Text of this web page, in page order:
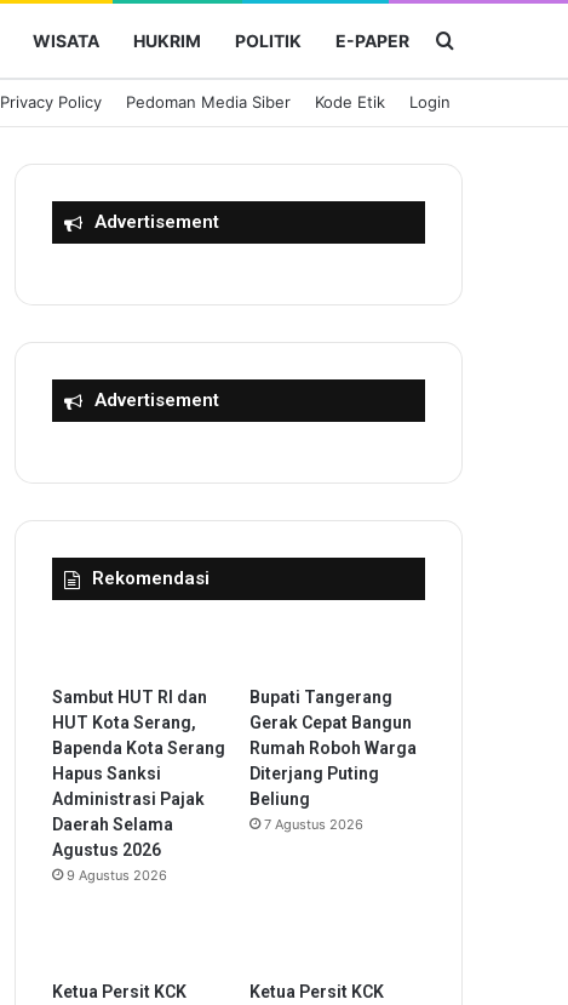
WISATA HUKRIM POLITIK E-PAPER Cari Berita
Privacy Policy Pedoman Media Siber Kode Etik Login
Advertisement
Advertisement
Rekomendasi
Sambut HUT RI dan
HUT Kota Serang,
Bapenda Kota Serang
Hapus Sanksi
Administrasi Pajak
Daerah Selama
Agustus 2026
9 Agustus 2026
Bupati Tangerang
Gerak Cepat Bangun
Rumah Roboh Warga
Diterjang Puting
Beliung
7 Agustus 2026
Ketua Persit KCK
Ketua Persit KCK